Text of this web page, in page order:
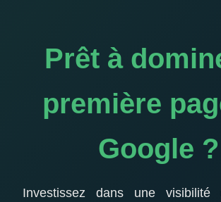
Prêt à
première
Google ?
Investissez dans une visibilité